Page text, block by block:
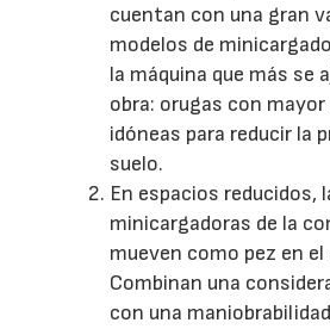
cuentan con una gran
modelos de
la máquina que más se
obra: orugas con
idóneas para reducir la
suelo.
En espacios reducidos,
minicargadoras de la
mueven como pez en el
Combinan una
con una